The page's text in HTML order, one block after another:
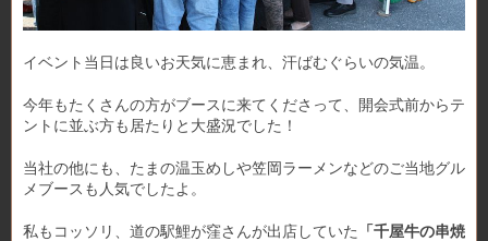
イベント当日は良いお天気に恵まれ、汗ばむぐらいの気温。
今年もたくさんの方がブースに来てくださって、開会式前からテ
ントに並ぶ方も居たりと大盛況でした！
当社の他にも、たまの温玉めしや笠岡ラーメンなどのご当地グル
メブースも人気でしたよ。
私もコッソリ、道の駅鯉が窪さんが出店していた
「千屋牛の串焼